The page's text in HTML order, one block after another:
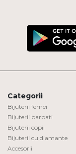
Categorii
Bijuterii femei
Bijuterii barbati
Bijuterii copii
Bijuterii cu diamante
Accesorii